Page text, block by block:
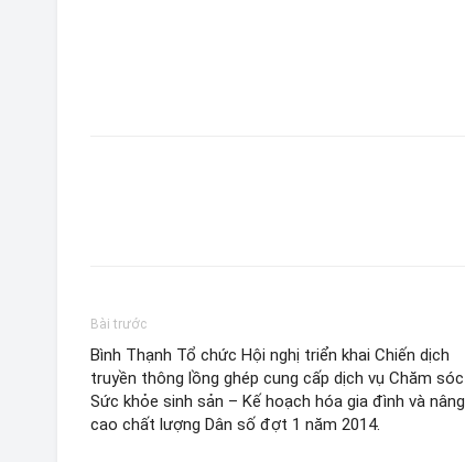
Bài trước
Bình Thạnh Tổ chức Hội nghị triển khai Chiến dịch
truyền thông lồng ghép cung cấp dịch vụ Chăm sóc
Sức khỏe sinh sản – Kế hoạch hóa gia đình và nâng
cao chất lượng Dân số đợt 1 năm 2014.